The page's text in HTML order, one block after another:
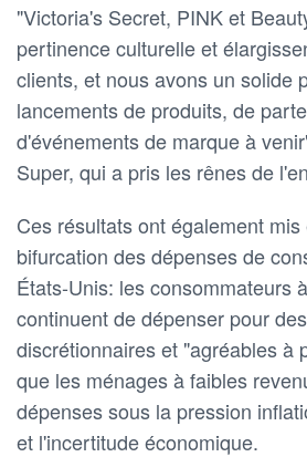
"Victoria's Secret, PINK et
pertinence culturelle et
clients, et nous avons un solide
lancements de produits, de
d'événements de marque à
Super, qui a pris les rênes de
Ces résultats ont également
bifurcation des dépenses de
États-Unis: les consommateurs
continuent de dépenser pour
discrétionnaires et "agréables à
que les ménages à faibles
dépenses sous la pression
et l'incertitude économique.